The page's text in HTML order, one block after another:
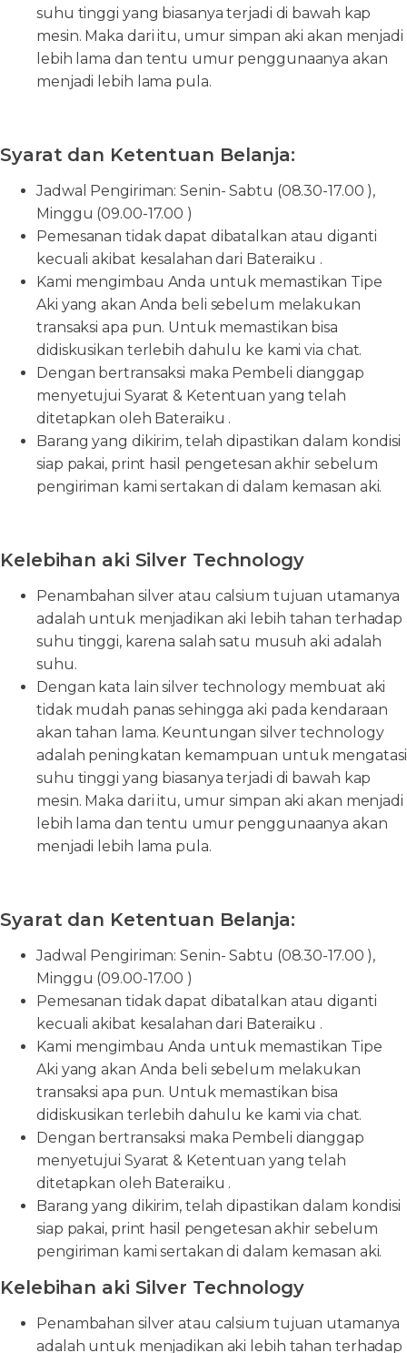
suhu tinggi yang biasanya terjadi di bawah kap
mesin. Maka dari itu, umur simpan aki akan menjadi
lebih lama dan tentu umur penggunaanya akan
menjadi lebih lama pula.
Syarat dan Ketentuan Belanja:
Jadwal Pengiriman: Senin- Sabtu (08.30-17.00 ),
Minggu (09.00-17.00 )
Pemesanan tidak dapat dibatalkan atau diganti
kecuali akibat kesalahan dari Bateraiku .
Kami mengimbau Anda untuk memastikan Tipe
Aki yang akan Anda beli sebelum melakukan
transaksi apa pun. Untuk memastikan bisa
didiskusikan terlebih dahulu ke kami via chat.
Dengan bertransaksi maka Pembeli dianggap
menyetujui Syarat & Ketentuan yang telah
ditetapkan oleh Bateraiku .
Barang yang dikirim, telah dipastikan dalam kondisi
siap pakai, print hasil pengetesan akhir sebelum
pengiriman kami sertakan di dalam kemasan aki.
Kelebihan aki Silver Technology
Penambahan silver atau calsium tujuan utamanya
adalah untuk menjadikan aki lebih tahan terhadap
suhu tinggi, karena salah satu musuh aki adalah
suhu.
Dengan kata lain silver technology membuat aki
tidak mudah panas sehingga aki pada kendaraan
akan tahan lama. Keuntungan silver technology
adalah peningkatan kemampuan untuk mengatasi
suhu tinggi yang biasanya terjadi di bawah kap
mesin. Maka dari itu, umur simpan aki akan menjadi
lebih lama dan tentu umur penggunaanya akan
menjadi lebih lama pula.
Syarat dan Ketentuan Belanja:
Jadwal Pengiriman: Senin- Sabtu (08.30-17.00 ),
Minggu (09.00-17.00 )
Pemesanan tidak dapat dibatalkan atau diganti
kecuali akibat kesalahan dari Bateraiku .
Kami mengimbau Anda untuk memastikan Tipe
Aki yang akan Anda beli sebelum melakukan
transaksi apa pun. Untuk memastikan bisa
didiskusikan terlebih dahulu ke kami via chat.
Dengan bertransaksi maka Pembeli dianggap
menyetujui Syarat & Ketentuan yang telah
ditetapkan oleh Bateraiku .
Barang yang dikirim, telah dipastikan dalam kondisi
siap pakai, print hasil pengetesan akhir sebelum
pengiriman kami sertakan di dalam kemasan aki.
Kelebihan aki Silver Technology
Penambahan silver atau calsium tujuan utamanya
adalah untuk menjadikan aki lebih tahan terhadap